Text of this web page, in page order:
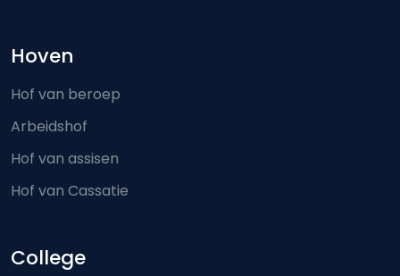
Hoven
Hof van beroep
Arbeidshof
Hof van assisen
Hof van Cassatie
College